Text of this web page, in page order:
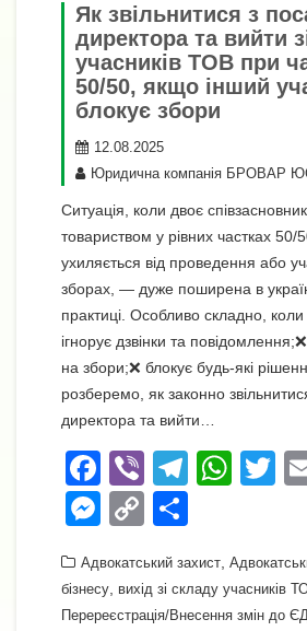
Як звільнитися з
директора та вийти
учасників ТОВ при
50/50, якщо інший
блокує збори
12.08.2025
Юридична компанія БРОВАР
Ситуація, коли двоє
товариством у рівних частках 50/
ухиляється від проведення або
зборах, — дуже поширена в
практиці. Особливо складно, коли
ігнорує дзвінки та
на збори;❌ блокує будь-які
розберемо, як законно
директора та вийти…
F
a
c
e
b
Vi
b
er
T
gr
a
W
s
A
T
er
M
ss
e
C
p
y
ді
л
Адвокатський захист
бізнесу вихід зі складу учасників
Перереєстрація/Внесення змін до